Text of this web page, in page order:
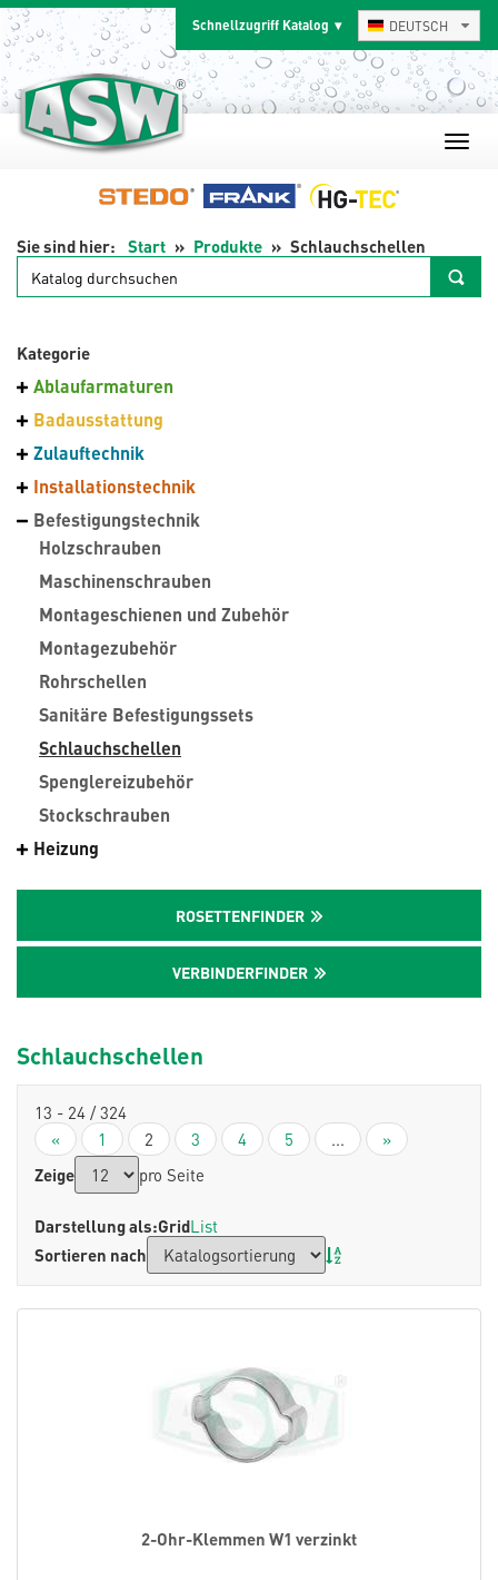
Zum
Inhalt
springen
Schnellzugriff Katalog DEUTSCH
Start Produkte Schlauchschellen
Katalog
durchsuchen
Kategorie
Ablaufarmaturen
Badausstattung
Zulauftechnik
Installationstechnik
Befestigungstechnik
Holzschrauben
Maschinenschrauben
Montageschienen und Zubehör
Montagezubehör
Rohrschellen
Sanitäre Befestigungssets
Schlauchschellen
Spenglereizubehör
Stockschrauben
Heizung
ROSETTENFINDER
VERBINDERFINDER
Schlauchschellen
13 - 24 / 324
«
1 2 3 4 5 ...
»
Zeige
pro Seite
Darstellung als:GridList
Sortieren nach
2-Ohr-Klemmen W1 verzinkt